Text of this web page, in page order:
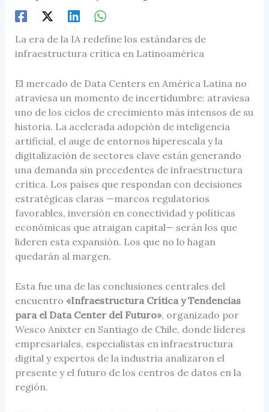
La era de la IA redefine los estándares de
infraestructura crítica en Latinoamérica
El mercado de Data Centers en América Latina no
atraviesa un momento de incertidumbre: atraviesa
uno de los ciclos de crecimiento más intensos de su
historia. La acelerada adopción de inteligencia
artificial, el auge de entornos hiperescala y la
digitalización de sectores clave están generando
una demanda sin precedentes de infraestructura
crítica. Los países que respondan con decisiones
estratégicas claras —marcos regulatorios
favorables, inversión en conectividad y políticas
económicas que atraigan capital— serán los que
lideren esta expansión. Los que no lo hagan
quedarán al margen.
Esta fue una de las conclusiones centrales del
encuentro «Infraestructura Crítica y Tendencias
para el Data Center del Futuro», organizado por
Wesco Anixter en Santiago de Chile, donde líderes
empresariales, especialistas en infraestructura
digital y expertos de la industria analizaron el
presente y el futuro de los centros de datos en la
región.